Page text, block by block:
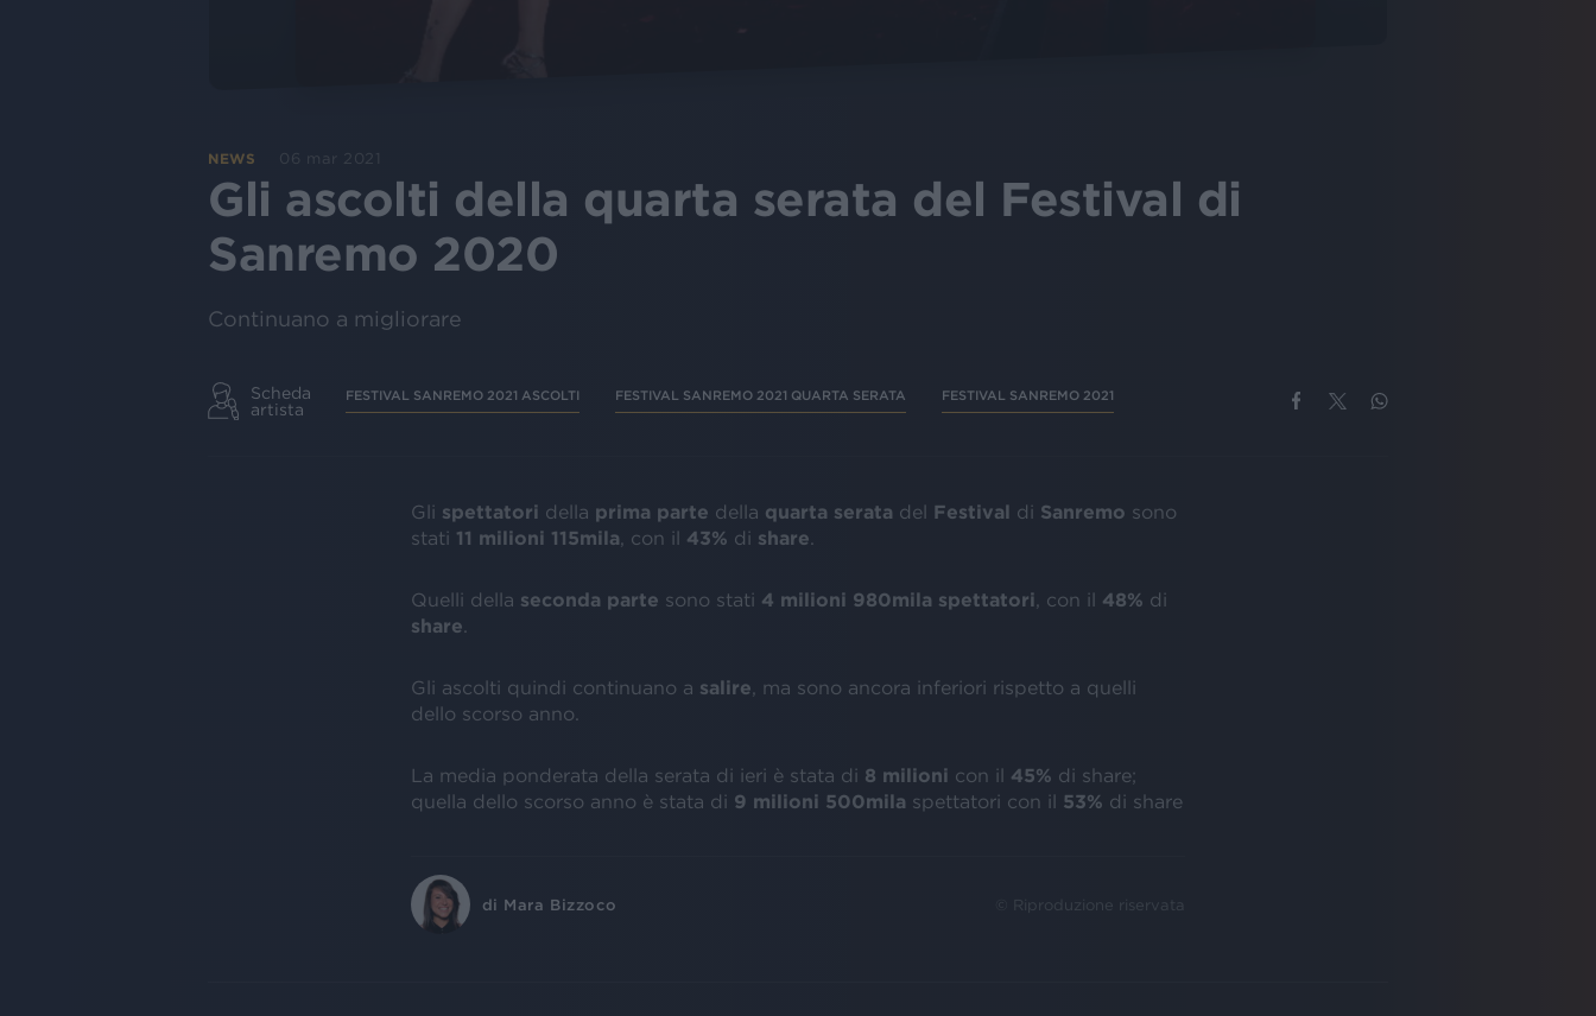
NEWS 06 mar 2021
Gli ascolti della quarta serata del Festival di
Sanremo 2020
Continuano a migliorare
Scheda
artista
FESTIVAL SANREMO 2021 ASCOLTI FESTIVAL SANREMO 2021 QUARTA SERATA FESTIVAL SANREMO 2021
Gli spettatori della prima parte della quarta serata del Festival di Sanremo sono
stati 11 milioni 115mila , con il 43% di share
Quelli della seconda parte sono stati 4 milioni 980mila spettatori , con il 48% di
share
Gli ascolti quindi continuano a salire , ma sono ancora inferiori rispetto a quelli
dello scorso anno.
La media ponderata della serata di ieri è stata di 8 milioni con il 45% di share;
quella dello scorso anno è stata di 9 milioni 500mila spettatori con il 53% di share
di Mara Bizzoco © Riproduzione riservata